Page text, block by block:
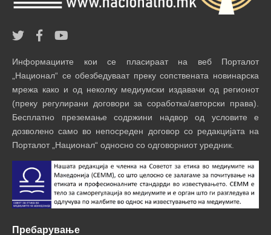
Информациите кои се пласираат на веб Порталот
„Национал“ се обезбедуваат преку сопствената новинарска
мрежа како и од неколку медиумски издавачи од регионот
(преку регулирани договори за соработка/авторски права).
Бесплатно преземање содржини надвор од условите е
дозволено само во непосреден договор со редакцијата на
Порталот „Национал“ односно со одговорниот уредник.
Пребарување